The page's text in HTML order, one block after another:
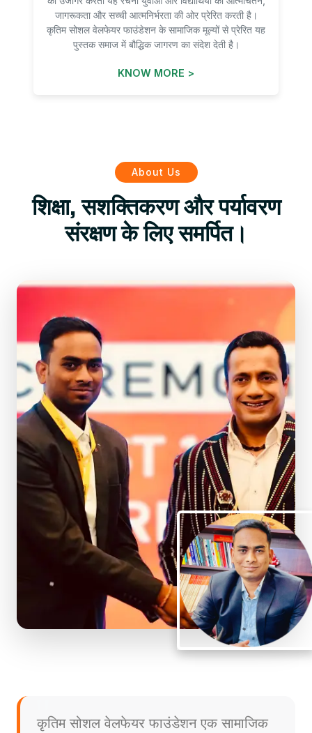
जागरूकता और सच्ची आत्मनिर्भरता की ओर प्रेरित करती है।
कृतिम सोशल वेलफेयर फाउंडेशन के सामाजिक मूल्यों से प्रेरित यह
पुस्तक समाज में बौद्धिक जागरण का संदेश देती है।
KNOW MORE >
About Us
शिक्षा, सशक्तिकरण और पर्यावरण
संरक्षण के लिए समर्पित।
कृतिम सोशल वेलफेयर फाउंडेशन एक सामाजिक